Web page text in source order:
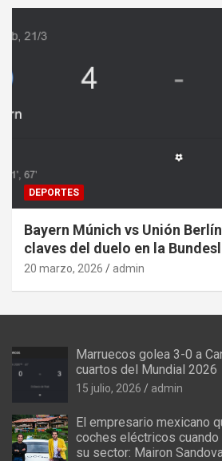
DEPORTES
Bayern Múnich vs Unión
claves del duelo en la
20 marzo, 2026 admin
Marruecos golea 3-0 a
cuartos del Mundial 2026
15 julio, 2026 admin
El empresario mexicano
coches eléctricos cuando
su sector: Mairon